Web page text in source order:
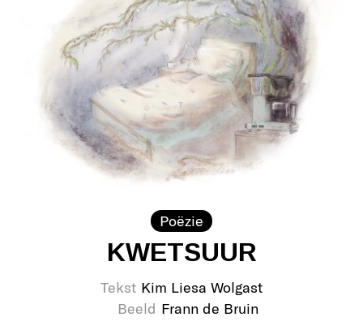
Poëzie
KWETSUUR
Tekst Kim Liesa Wolgast
Beeld Frann de Bruin